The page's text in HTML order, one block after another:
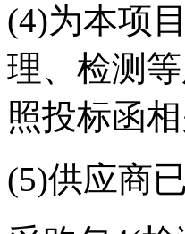
(4)为本项
理、检测
照投标函
(5)供应商